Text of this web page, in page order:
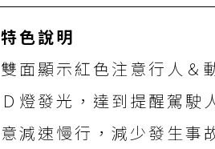
特色說明
雙面顯示紅色注意行人＆
Ｄ燈發光，達到提醒駕駛
意減速慢行，減少發生事